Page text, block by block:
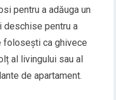
pentru a adăuga un
deschise pentru a
folosești ca ghivece
al livingului sau al
de apartament.